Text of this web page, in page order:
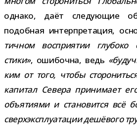
однако, даёт сле­ду­ю­щие
подоб­ная интер­пре­та­ция,
тич­ном вос­при­я­тии глу­боко
стики», оши­бочна, ведь
ким от того, чтобы
капи­тал Севера при­ни­мает
объ­я­ти­ями и ста­но­вится всё
сверх­экс­плу­а­та­ции дешё­вого